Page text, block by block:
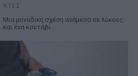
ΧΤΕΣ
Μια μοναδική σχέση ανάμεσα σε λύκους
και ένα κουτάβι